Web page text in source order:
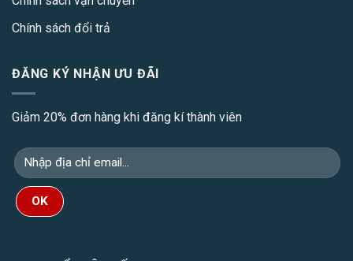
Chính sách đổi trả
ĐĂNG KÝ NHẬN ƯU ĐÃI
Giảm 20% đơn hàng khi đăng kí thành viên